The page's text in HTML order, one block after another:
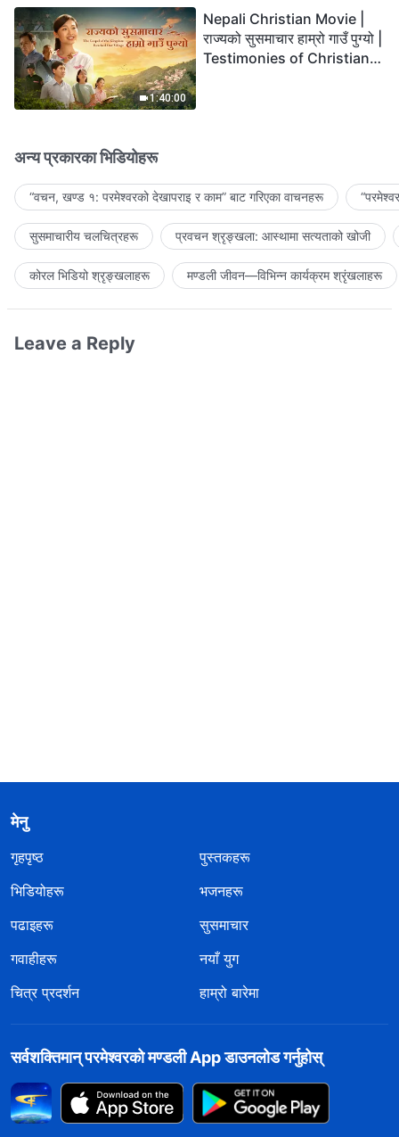
1:40:00
Nepali Christian Movie |
राज्यको सुसमाचार हाम्रो गाउँ पुग्यो |
Testimonies of Christians
अन्य प्रकारका भिडियोहरू
“वचन, खण्ड १: परमेश्‍वरको देखापराइ र काम” बाट गरिएका वाचनहरू
सुसमाचारीय चलचित्रहरू प्रवचन श्रृङ्खला: आस्थामा सत्यताको खोजी
कोरल भिडियो श्रृङ्खलाहरू मण्डली जीवन—विभिन्‍न कार्यक्रम श्रृंखलाहरू
Leave a Reply
मेनु
गृहपृष्ठ
पुस्तकहरू
भिडियोहरू
भजनहरू
पढाइहरू
सुसमाचार
गवाहीहरू
नयाँ युग
चित्र प्रदर्शन
हाम्रो बारेमा
सर्वशक्तिमान्‌ परमेश्‍वरको मण्डली App डाउनलोड गर्नुहोस्